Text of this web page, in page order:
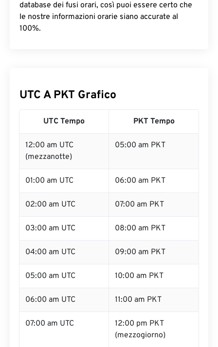
database dei fusi orari, così puoi essere certo che
le nostre informazioni orarie siano accurate al
100%.
UTC A PKT Grafico
UTC Tempo PKT Tempo
12:00 am UTC
(mezzanotte)
05:00 am PKT
01:00 am UTC 06:00 am PKT
02:00 am UTC 07:00 am PKT
03:00 am UTC 08:00 am PKT
04:00 am UTC 09:00 am PKT
05:00 am UTC 10:00 am PKT
06:00 am UTC 11:00 am PKT
07:00 am UTC
12:00 pm PKT
(mezzogiorno)